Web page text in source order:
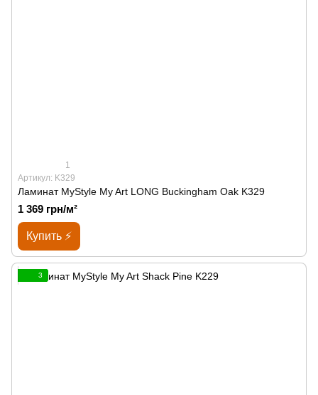
1
Артикул: K329
Ламинат MyStyle My Art LONG Buckingham Oak K329
1 369 грн/м²
Купить ⚡
3